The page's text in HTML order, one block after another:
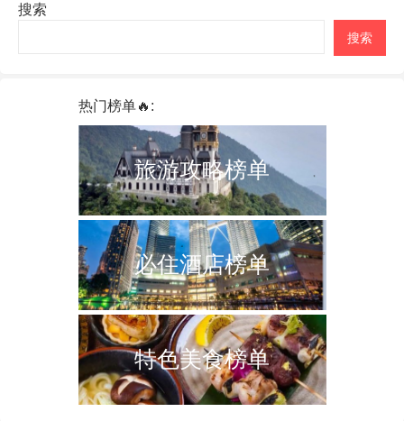
搜索
搜索
热门榜单🔥:
旅游攻略榜单
必住酒店榜单
特色美食榜单